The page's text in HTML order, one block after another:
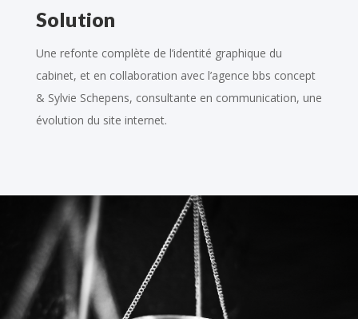
Solution
Une refonte complète de l’identité graphique du
cabinet, et en collaboration avec l’agence bbs concept
& Sylvie Schepens, consultante en communication, une
évolution du site internet.